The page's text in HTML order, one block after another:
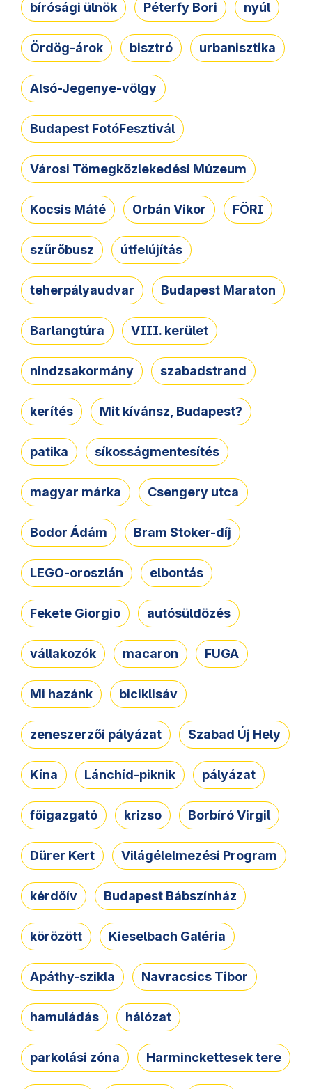
bírósági ülnök Péterfy Bori nyúl
Ördög-árok bisztró urbanisztika
Alsó-Jegenye-völgy
Budapest FotóFesztivál
Városi Tömegközlekedési Múzeum
Kocsis Máté Orbán Vikor FÖRI
szűrőbusz útfelújítás
teherpályaudvar Budapest Maraton
Barlangtúra VIII. kerület
nindzsakormány szabadstrand
kerítés Mit kívánsz, Budapest?
patika síkosságmentesítés
magyar márka Csengery utca
Bodor Ádám Bram Stoker-díj
LEGO-oroszlán elbontás
Fekete Giorgio autósüldözés
vállakozók macaron FUGA
Mi hazánk biciklisáv
zeneszerzői pályázat Szabad Új Hely
Kína Lánchíd-piknik pályázat
főigazgató krizso Borbíró Virgil
Dürer Kert Világélelmezési Program
kérdőív Budapest Bábszínház
körözött Kieselbach Galéria
Apáthy-szikla Navracsics Tibor
hamuládás hálózat
parkolási zóna Harminckettesek tere